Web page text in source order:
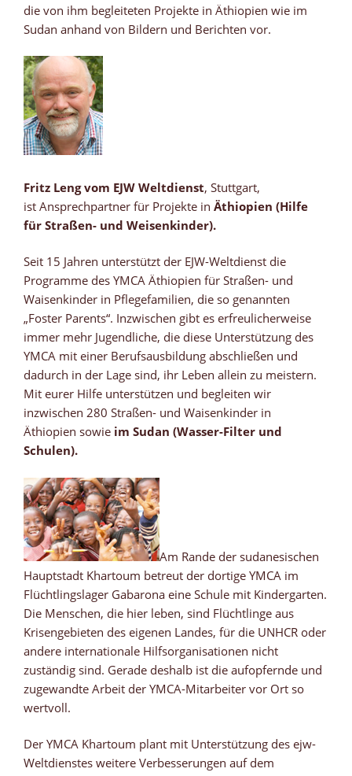
die von ihm begleiteten Projekte in Äthiopien wie im
Sudan anhand von Bildern und Berichten vor.
Fritz Leng vom EJW Weltdienst, Stuttgart,
ist Ansprechpartner für Projekte in Äthiopien (Hilfe
für Straßen- und Weisenkinder).
Seit 15 Jahren unterstützt der EJW-Weltdienst die
Programme des YMCA Äthiopien für Straßen- und
Waisenkinder in Pflegefamilien, die so genannten
„Foster Parents“. Inzwischen gibt es erfreulicherweise
immer mehr Jugendliche, die diese Unterstützung des
YMCA mit einer Berufsausbildung abschließen und
dadurch in der Lage sind, ihr Leben allein zu meistern.
Mit eurer Hilfe unterstützen und begleiten wir
inzwischen 280 Straßen- und Waisenkinder in
Äthiopien sowie im Sudan (Wasser-Filter und
Schulen).
Am Rande der sudanesischen
Hauptstadt Khartoum betreut der dortige YMCA im
Flüchtlingslager Gabarona eine Schule mit Kindergarten.
Die Menschen, die hier leben, sind Flüchtlinge aus
Krisengebieten des eigenen Landes, für die UNHCR oder
andere internationale Hilfsorganisationen nicht
zuständig sind. Gerade deshalb ist die aufopfernde und
zugewandte Arbeit der YMCA-Mitarbeiter vor Ort so
wertvoll.
Der YMCA Khartoum plant mit Unterstützung des ejw-
Weltdienstes weitere Verbesserungen auf dem